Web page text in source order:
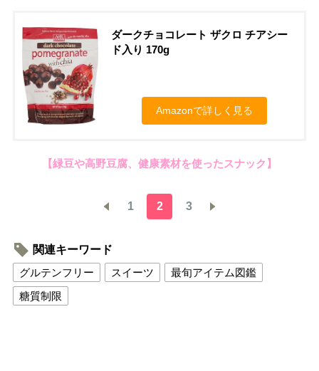
ダークチョコレート ザクロ チアシー
ド入り 170g
Amazonで詳しく見る
【緑豆や高野豆腐、健康素材を使ったスナック】
1 2 3
関連キーワード
グルテンフリー
スイーツ
最旬アイテム図鑑
糖質制限